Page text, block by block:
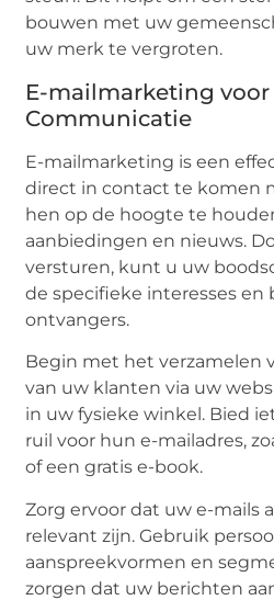
bouwen met uw
uw merk te vergroten.
E-mailmarketing voor
Communicatie
E-mailmarketing is een
direct in contact te komen
hen op de hoogte te
aanbiedingen en nieuws.
versturen, kunt u uw
de specifieke interesses en
ontvangers.
Begin met het verzamelen
van uw klanten via uw
in uw fysieke winkel. Bied
ruil voor hun e-mailadres,
of een gratis e-book.
Zorg ervoor dat uw e-mails
relevant zijn. Gebruik
aanspreekvormen en
zorgen dat uw berichten